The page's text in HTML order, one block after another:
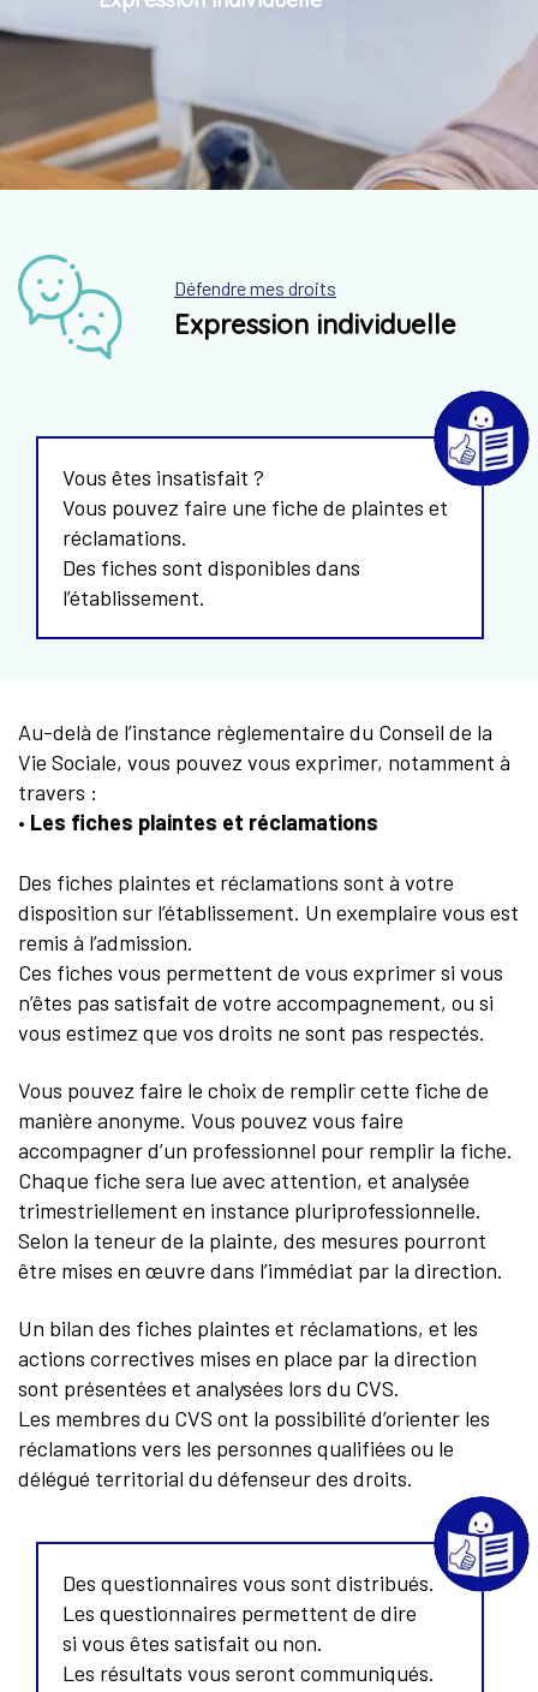
Défendre mes droits
Expression individuelle
Vous êtes insatisfait ?
Vous pouvez faire une fiche de plaintes et
réclamations.
Des fiches sont disponibles dans
l’établissement.
Au-delà de l’instance règlementaire du Conseil de la
Vie Sociale, vous pouvez vous exprimer, notamment à
travers :
• Les fiches plaintes et réclamations
Des fiches plaintes et réclamations sont à votre
disposition sur l’établissement. Un exemplaire vous est
remis à l’admission.
Ces fiches vous permettent de vous exprimer si vous
n’êtes pas satisfait de votre accompagnement, ou si
vous estimez que vos droits ne sont pas respectés.
Vous pouvez faire le choix de remplir cette fiche de
manière anonyme. Vous pouvez vous faire
accompagner d’un professionnel pour remplir la fiche.
Chaque fiche sera lue avec attention, et analysée
trimestriellement en instance pluriprofessionnelle.
Selon la teneur de la plainte, des mesures pourront
être mises en œuvre dans l’immédiat par la direction.
Un bilan des fiches plaintes et réclamations, et les
actions correctives mises en place par la direction
sont présentées et analysées lors du CVS.
Les membres du CVS ont la possibilité d’orienter les
réclamations vers les personnes qualifiées ou le
délégué territorial du défenseur des droits.
Des questionnaires vous sont distribués.
Les questionnaires permettent de dire
si vous êtes satisfait ou non.
Les résultats vous seront communiqués.